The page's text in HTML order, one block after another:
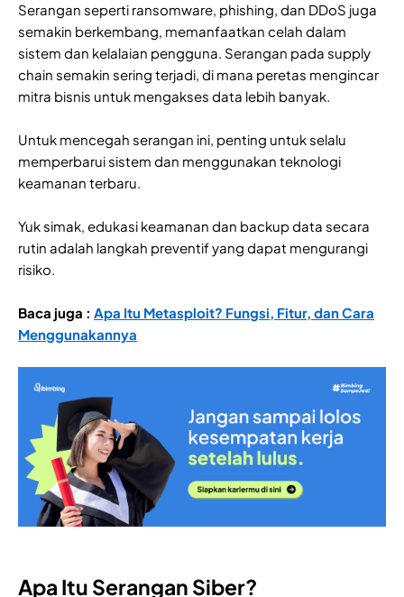
Serangan seperti ransomware, phishing, dan DDoS juga
semakin berkembang, memanfaatkan celah dalam
sistem dan kelalaian pengguna. Serangan pada supply
chain semakin sering terjadi, di mana peretas mengincar
mitra bisnis untuk mengakses data lebih banyak.
Untuk mencegah serangan ini, penting untuk selalu
memperbarui sistem dan menggunakan teknologi
keamanan terbaru.
Yuk simak, edukasi keamanan dan backup data secara
rutin adalah langkah preventif yang dapat mengurangi
risiko.
Baca juga : Apa Itu Metasploit? Fungsi, Fitur, dan Cara
Menggunakannya
Apa Itu Serangan Siber?